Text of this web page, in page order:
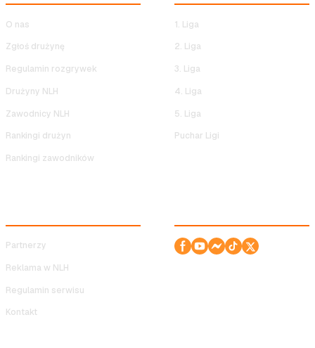
O nas
Zgłoś drużynę
Regulamin rozgrywek
Drużyny NLH
Zawodnicy NLH
Rankingi drużyn
Rankingi zawodników
1. Liga
2. Liga
3. Liga
4. Liga
5. Liga
Puchar Ligi
Partnerzy
Reklama w NLH
Regulamin serwisu
Kontakt